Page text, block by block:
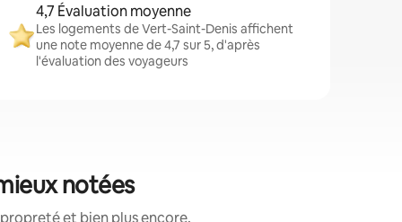
4,7 Évaluation moyenne
Les logements de Vert-Saint-Denis affichent
une note moyenne de 4,7 sur 5, d'après
l'évaluation des voyageurs
notées
et bien plus encore.